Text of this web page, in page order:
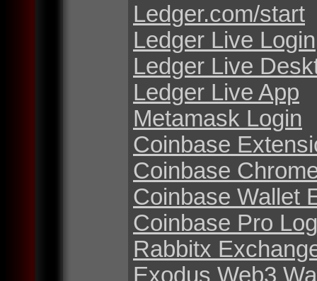
Ledger.com/start
Ledger Live Login
Ledger Live
Ledger Live App
Metamask Login
Coinbase
Coinbase
Coinbase Wallet
Coinbase Pro
Rabbitx
Exodus Web3